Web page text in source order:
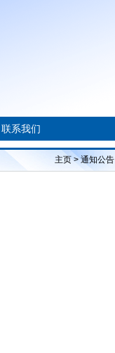
联系我们
主页>通知公告